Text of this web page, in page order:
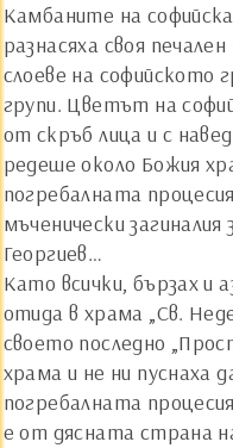
Камбаните на
разнасяха своя
слоеве на софийското
групи. Цветът на
от скръб лица и с
редеше около Божия
погребалната
мъченически
Георгиев…
Като всички, бързах и
отида в храма „Св.
своето последно
храма и не ни пуснаха
погребалната
е от дясната страна